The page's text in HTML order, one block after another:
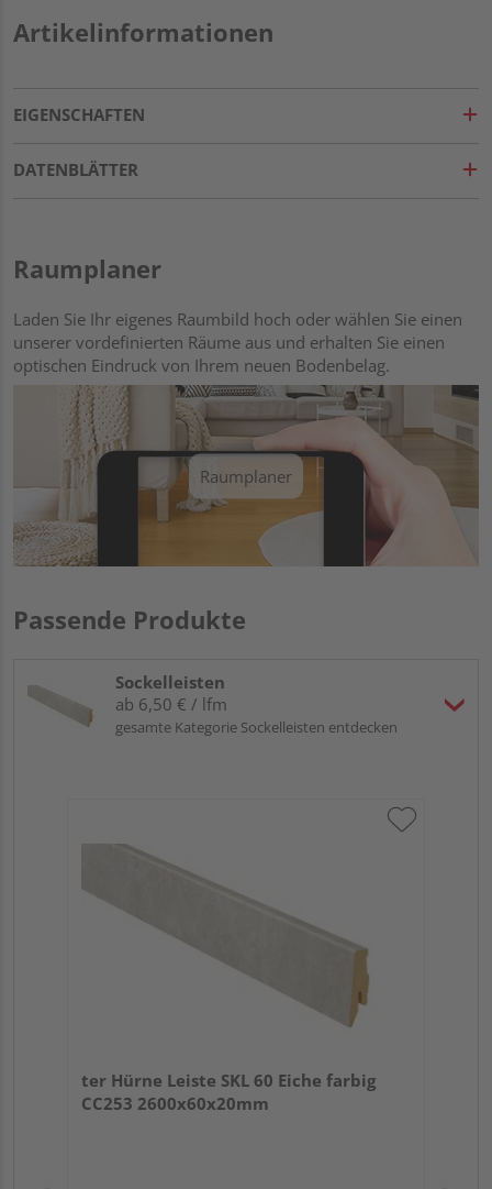
Artikelinformationen
EIGENSCHAFTEN
DATENBLÄTTER
Raumplaner
Laden Sie Ihr eigenes Raumbild hoch oder wählen Sie einen
unserer vordefinierten Räume aus und erhalten Sie einen
optischen Eindruck von Ihrem neuen Bodenbelag.
Raumplaner
Passende Produkte
Sockelleisten
ab 6,50 € / lfm
gesamte Kategorie Sockelleisten entdecken
ter Hürne Leiste SKL 60 Eiche farbig
CC253 2600x60x20mm